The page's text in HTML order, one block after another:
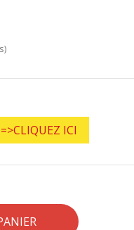
=>CLIQUEZ ICI